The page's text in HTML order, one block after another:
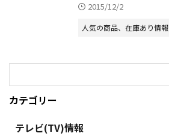
2015/12/2
人気の商品、在庫あり情報
カテゴリー
テレビ(TV)情報